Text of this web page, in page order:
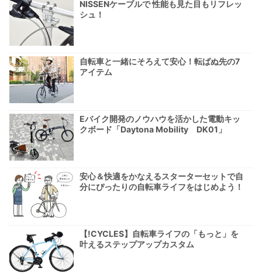
NISSENケーブルで 性能も見た目もリフレッ
シュ！
自転車と一緒にそろえて安心！転ばぬ先の7
アイテム
Eバイク開発のノウハウを活かした電動キッ
クボード「Daytona Mobility DK01」
安心＆快適をかなえるスターターセットで自
分にぴったりの自転車ライフをはじめよう！
【!CYCLES】自転車ライフの「もっと」を
叶えるステップアップカスタム